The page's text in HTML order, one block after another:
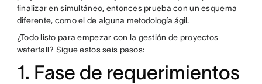
finalizar en simultáneo, entonces prueba con un esquema
diferente, como el de alguna metodología ágil.
¿Todo listo para empezar con la gestión de proyectos
waterfall? Sigue estos seis pasos:
1. Fase de requerimientos